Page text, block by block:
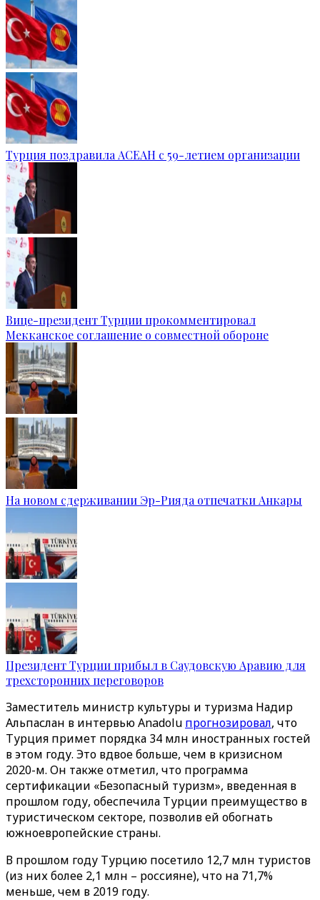
Турция поздравила АСЕАН с 59-летием организации
Вице-президент Турции прокомментировал
Мекканское соглашение о совместной обороне
На новом сдерживании Эр-Рияда отпечатки Анкары
Президент Турции прибыл в Саудовскую Аравию для
трехсторонних переговоров
Заместитель министр культуры и туризма Надир
Альпаслан в интервью Anadolu прогнозировал, что
Турция примет порядка 34 млн иностранных гостей
в этом году. Это вдвое больше, чем в кризисном
2020-м. Он также отметил, что программа
сертификации «Безопасный туризм», введенная в
прошлом году, обеспечила Турции преимущество в
туристическом секторе, позволив ей обогнать
южноевропейские страны.
В прошлом году Турцию посетило 12,7 млн туристов
(из них более 2,1 млн – россияне), что на 71,7%
меньше, чем в 2019 году.